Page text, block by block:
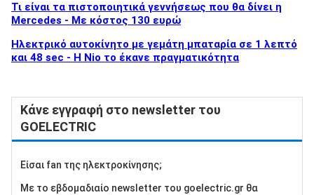
Τι είναι τα πιστοποιητικά γεννήσεως που θα δίνει η
Mercedes - Με κόστος 130 ευρώ
Ηλεκτρικό αυτοκίνητο με γεμάτη μπαταρία σε 1 λεπτό
και 48 sec - Η Nio το έκανε πραγματικότητα
Κάνε εγγραφή στο newsletter του
GOELECTRIC
Είσαι fan της ηλεκτροκίνησης;
Με το εβδομαδιαίο newsletter του goelectric.gr θα